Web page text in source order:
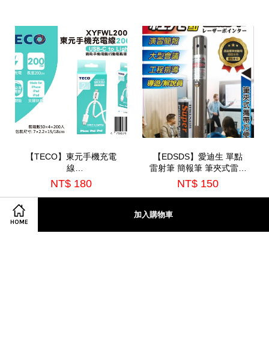
HOME
加入購物車
【TECO】東元手機充電
線
200CM(XYFWL2003CL)
NT$ 180
【EDSDS】愛迪生 單點
雷射筆 簡報筆 筆夾式雷射
筆 演講筆(G803)
NT$ 150